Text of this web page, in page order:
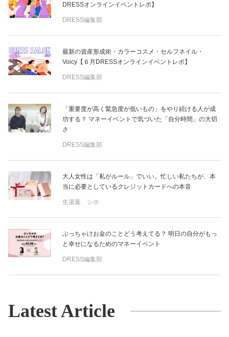
DRESSオンラインイベントレポ】
DRESS編集部
最新の資産形成術・カラーコスメ・セルフネイル・
Voicy【６月DRESSオンラインイベントレポ】
DRESS編集部
「重要度が高く緊急度が低いもの」をやり続ける人が成
功する？ マネーイベントで気づいた「自分時間」の大切
さ
DRESS編集部
大人女性は「私がルール」でいい。忙しい私たちが、本
当に必要としているクレジットカードへの本音
生湯葉 シホ
ぶっちゃけお金のことどう考えてる？ 明日の自分がもっ
と幸せになるためのマネーイベント
DRESS編集部
Latest Article